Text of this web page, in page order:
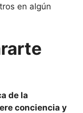
en algún
de la
conciencia y